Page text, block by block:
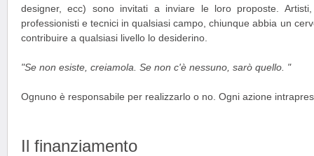
designer, ecc) sono invitati a inviare le loro proposte.
professionisti e tecnici in qualsiasi campo, chiunque abbia un
contribuire a qualsiasi livello lo desiderino.
"Se non esiste, creiamola. Se non c'è nessuno, sarò quello. "
Ognuno è responsabile per realizzarlo o no. Ogni azione
Il finanziamento